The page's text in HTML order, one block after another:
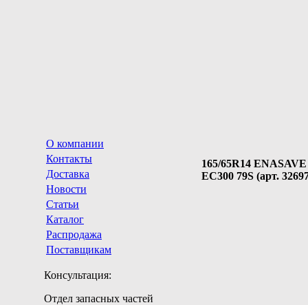
О компании
Контакты
Доставка
Новости
Статьи
Каталог
Распродажа
Поставщикам
Консультация:
Отдел запасных частей
165/65R14 ENASAVE
EC300 79S (арт.